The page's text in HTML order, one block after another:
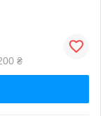
₴